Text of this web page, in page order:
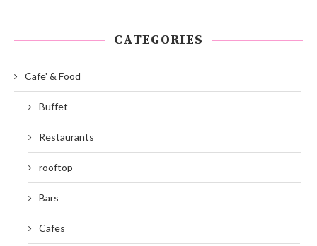
CATEGORIES
Cafe' & Food
Buffet
Restaurants
rooftop
Bars
Cafes